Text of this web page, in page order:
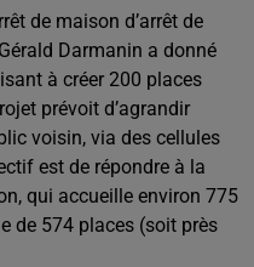
de maison d’arrêt de
Darmanin a donné
à créer 200 places
prévoit d’agrandir
voisin, via des cellules
est de répondre à la
qui accueille environ 775
de 574 places (soit près